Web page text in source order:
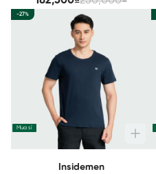
-27%
Mua sỉ
Insidemen